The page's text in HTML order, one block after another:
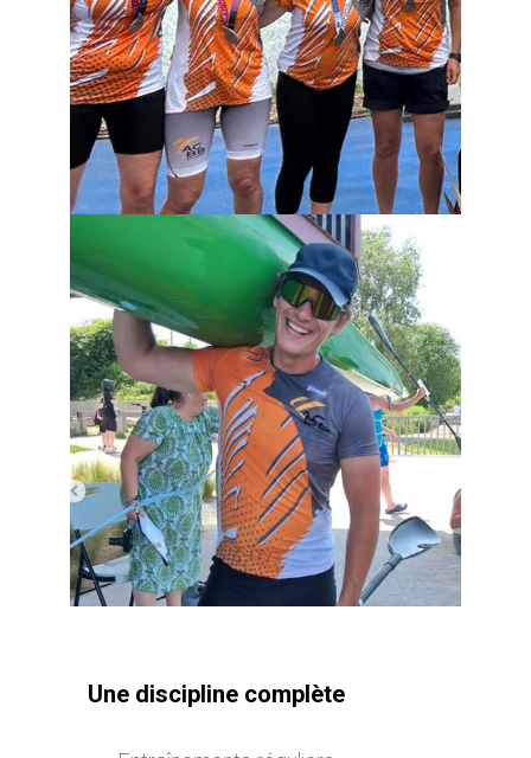
Une discipline complète